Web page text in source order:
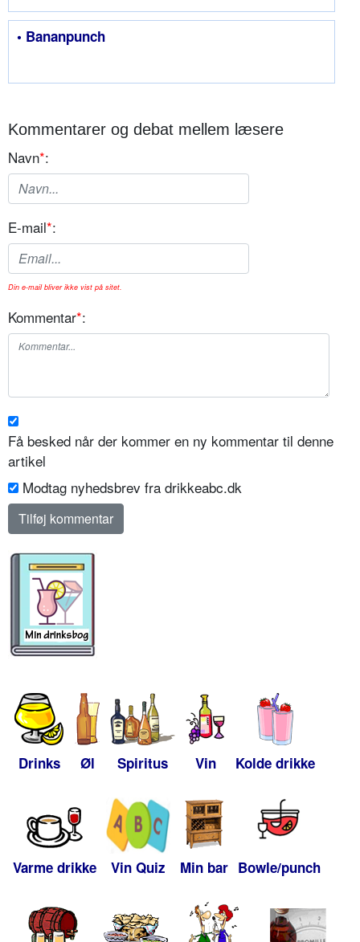
• Bananpunch
Kommentarer og debat mellem læsere
Navn*:
E-mail*:
Din e-mail bliver ikke vist på sitet.
Kommentar*:
Få besked når der kommer en ny kommentar til denne
artikel
Modtag nyhedsbrev fra drikkeabc.dk
Drinks Øl Spiritus Vin Kolde drikke
Varme drikke Vin Quiz Min bar Bowle/punch